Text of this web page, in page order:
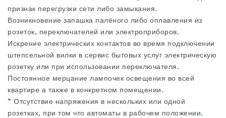
признак перегрузки сети либо замыкания.
Возникновение запашка палёного либо оплавления из
розеток, переключателей или электроприборов.
Искрение электрических контактов во время подключении
штепсельной вилки в сервис бытовых услуг электрическую
розетку или при использовании переключателя.
Постоянное мерцание лампочек освещения во всей
квартире а также в конкретном помещении.
* Отсутствие напряжения в нескольких или одной
розетках, при том что автоматы в рабочем положении.